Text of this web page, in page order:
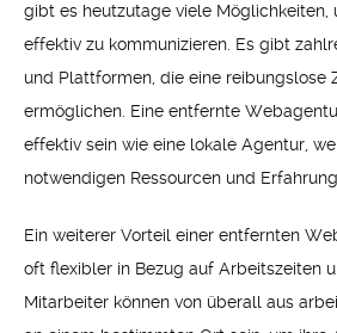
gibt es heutzutage viele Möglichkeiten,
effektiv zu kommunizieren. Es gibt
und Plattformen, die eine reibungslose
ermöglichen. Eine entfernte
effektiv sein wie eine lokale Agentur,
notwendigen Ressourcen und
Ein weiterer Vorteil einer entfernten
oft flexibler in Bezug auf Arbeitszeiten
Mitarbeiter können von überall aus